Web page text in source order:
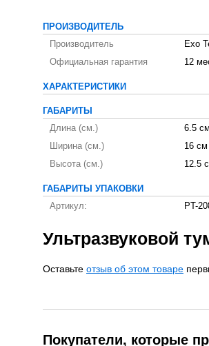
ПРОИЗВОДИТЕЛЬ
Производитель
Exo
Официальная гарантия
12
ХАРАКТЕРИСТИКИ
ГАБАРИТЫ
Длина (см.)
6.5 см
Ширина (см.)
16 см
Высота (см.)
12.5
ГАБАРИТЫ УПАКОВКИ
Артикул:
PT-
Ультразвуковой
Оставьте отзыв об этом товаре
Покупатели, которые